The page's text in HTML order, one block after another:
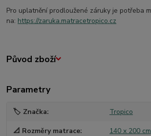
Pro uplatnění prodloužené záruky je potřeba
na: https://zaruka.matracetropico.cz
Původ zboží
Parametry
🏷️ Značka Tropico
📐 Rozměry matrace 140 x 200 cm